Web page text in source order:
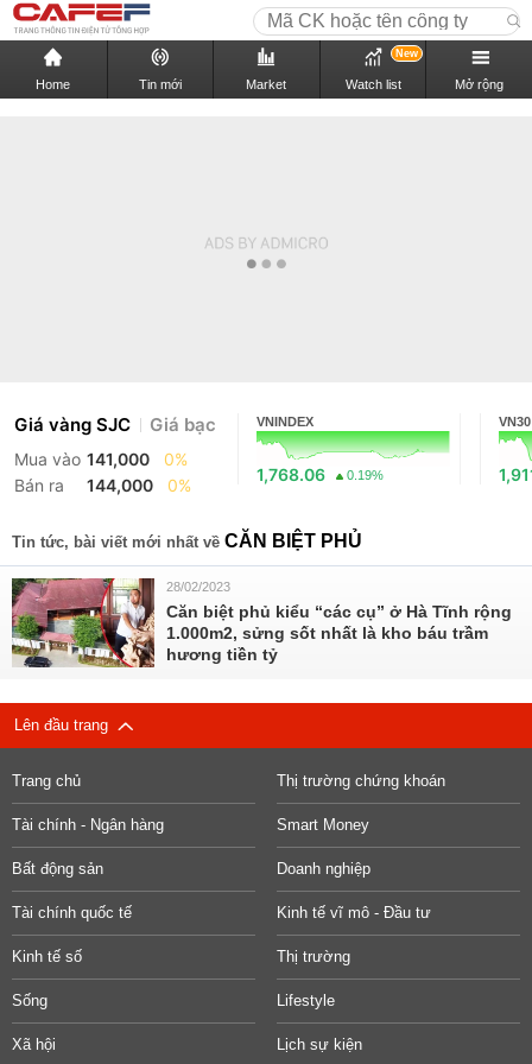
Home Tin mới Market Watch list
New
Mở rộng
Giá vàng SJC Giá bạc
Mua vào 141,000
0%
Bán ra
144,000 0%
VNINDEX
1,768.06 0.19%
VN30
Tin tức, bài viết mới nhất về CĂN BIỆT PHỦ
28/02/2023
Căn biệt phủ kiểu “các cụ” ở Hà Tĩnh rộng
1.000m2, sửng sốt nhất là kho báu trầm
hương tiền tỷ
Lên đầu trang
Trang chủ Thị trường chứng khoán
Tài chính - Ngân hàng Smart Money
Bất động sản Doanh nghiệp
Tài chính quốc tế Kinh tế vĩ mô - Đầu tư
Kinh tế số Thị trường
Sống Lifestyle
Xã hội Lịch sự kiện